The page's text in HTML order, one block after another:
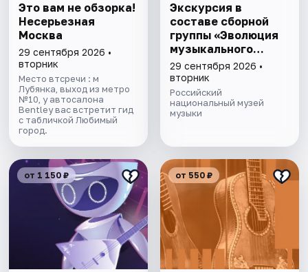
Это вам не обзорка!
Несерьезная
Москва
29 сентября 2026 •
вторник
Место втсречи : м
Лубянка, выход из метро
№10, у автосалона
Bentley вас встретит гид
с табличкой Любимый
город.
Экскурсия в
составе сборной
группы «Эволюция
музыкального
талантa»
29 сентября 2026 •
вторник
Российский
национальный музей
музыки
от 1 150 ₽ от 550 ₽